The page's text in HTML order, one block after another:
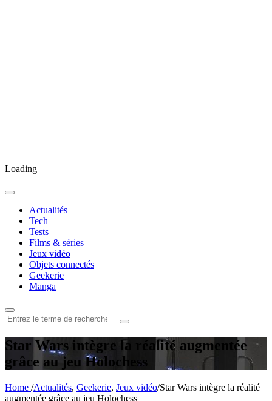
Loading
Actualités
Tech
Tests
Films & séries
Jeux vidéo
Objets connectés
Geekerie
Manga
Rechercher
:
Star Wars intègre la réalité augmentée
grâce au jeu Holochess
Home /Actualités, Geekerie, Jeux vidéo/Star Wars intègre la réalité
augmentée grâce au jeu Holochess